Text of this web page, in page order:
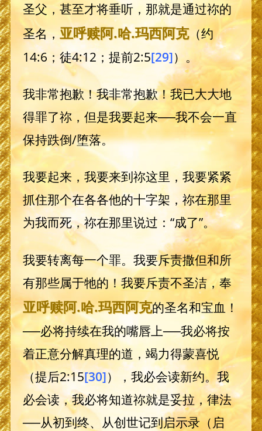
圣父，甚至才将垂听，那就是通过祢的
圣名，亚呼赎阿.哈.玛西阿克（约
14:6；徒4:12；提前2:5[29]）。
我非常抱歉！我非常抱歉！我已大大地
得罪了祢，但是我要起来──我不会一直
保持跌倒/堕落。
我要起来，我要来到祢这里，我要紧紧
抓住那个在各各他的十字架，祢在那里
为我而死，祢在那里说过：“成了”。
我要转离每一个罪。我要斥责撒但和所
有那些属于牠的！我要斥责不圣洁，奉
亚呼赎阿.哈.玛西阿克的圣名和宝血！
──必将持续在我的嘴唇上──我必将按
着正意分解真理的道，竭力得蒙喜悦
（提后2:15[30]），我必会读新约。我
必会读，我必将知道祢就是妥拉，律法
──从初到终、从创世记到启示录（启